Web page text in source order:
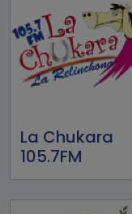
La Chukara
105.7FM